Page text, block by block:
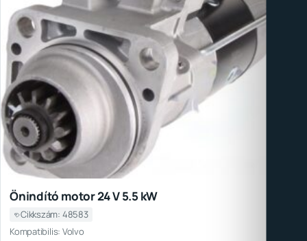
Önindító motor 24 V 5.5 kW
Cikkszám: 48583
Kompatibilis: Volvo